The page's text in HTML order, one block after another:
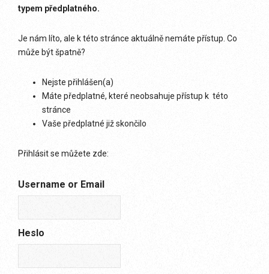
typem předplatného.
Je nám líto, ale k této stránce aktuálně nemáte přístup. Co
může být špatně?
Nejste přihlášen(a)
Máte předplatné, které neobsahuje přístup k této
stránce
Vaše předplatné již skončilo
Přihlásit se můžete zde:
Username or Email
Heslo